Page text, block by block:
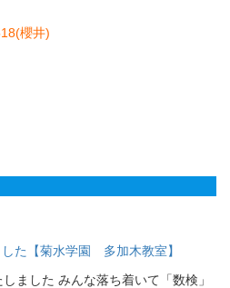
櫻井)
た【菊水学園 多加木教室】
した みんな落ち着いて「数検」